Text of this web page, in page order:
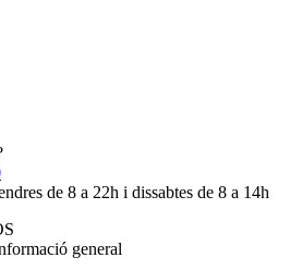
de 8 a 22h i dissabtes de 8 a 14h
general